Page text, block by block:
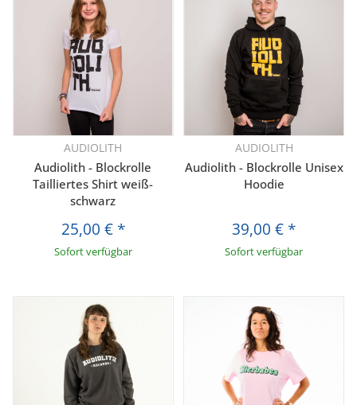
AUDIOLITH
Audiolith - Blockrolle
Tailliertes Shirt weiß-
schwarz
25,00 € *
Sofort verfügbar
AUDIOLITH
Audiolith - Blockrolle Unisex
Hoodie
39,00 € *
Sofort verfügbar